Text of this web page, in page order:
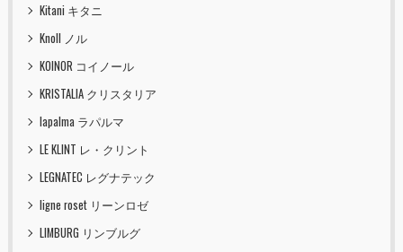
Kitani キタニ
Knoll ノル
KOINOR コイノール
KRISTALIA クリスタリア
lapalma ラパルマ
LE KLINT レ・クリント
LEGNATEC レグナテック
ligne roset リーンロゼ
LIMBURG リンブルグ